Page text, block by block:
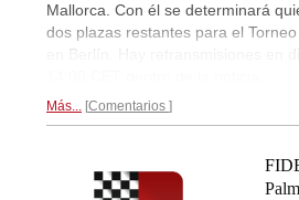
Mallorca. Con él se determinará
dos plazas restantes para el
en Berlín. Hay retransmisiones en
Más... Comentarios